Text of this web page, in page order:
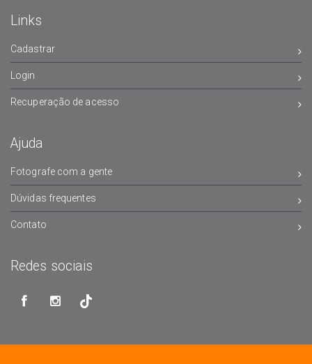
Links
Cadastrar
Login
Recuperação de acesso
Ajuda
Fotografe com a gente
Dúvidas frequentes
Contato
Redes sociais